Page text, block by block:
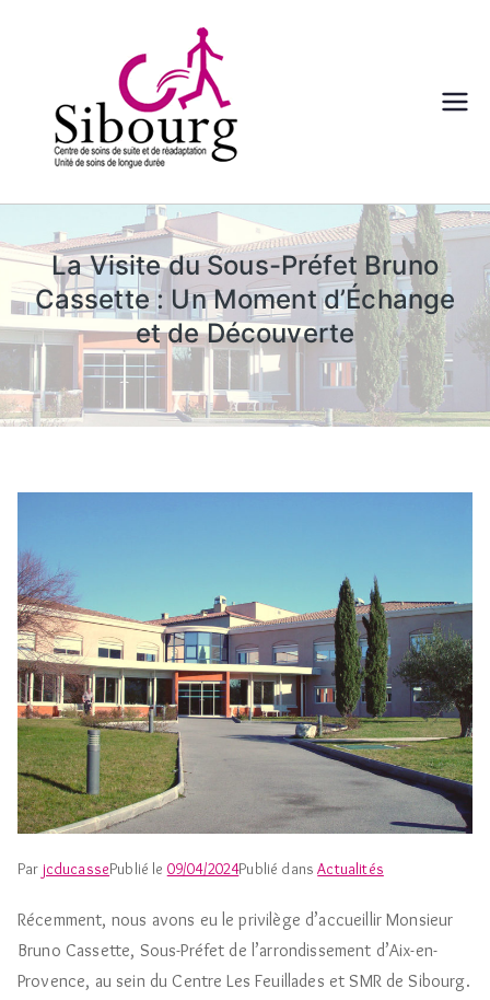
Aix en
Provence
La Visite du Sous-Préfet Bruno
Cassette : Un Moment d’Échange
et de Découverte
Par jcducassePublié le 09/04/2024Publié dansActualités
Récemment, nous avons eu le privilège d’accueillir Monsieur
Bruno Cassette, Sous-Préfet de l’arrondissement d’Aix-en-
Provence, au sein du Centre Les Feuillades et SMR de Sibourg.